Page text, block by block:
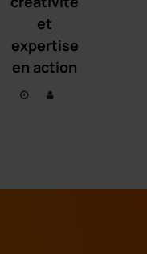
et
expertise
en action